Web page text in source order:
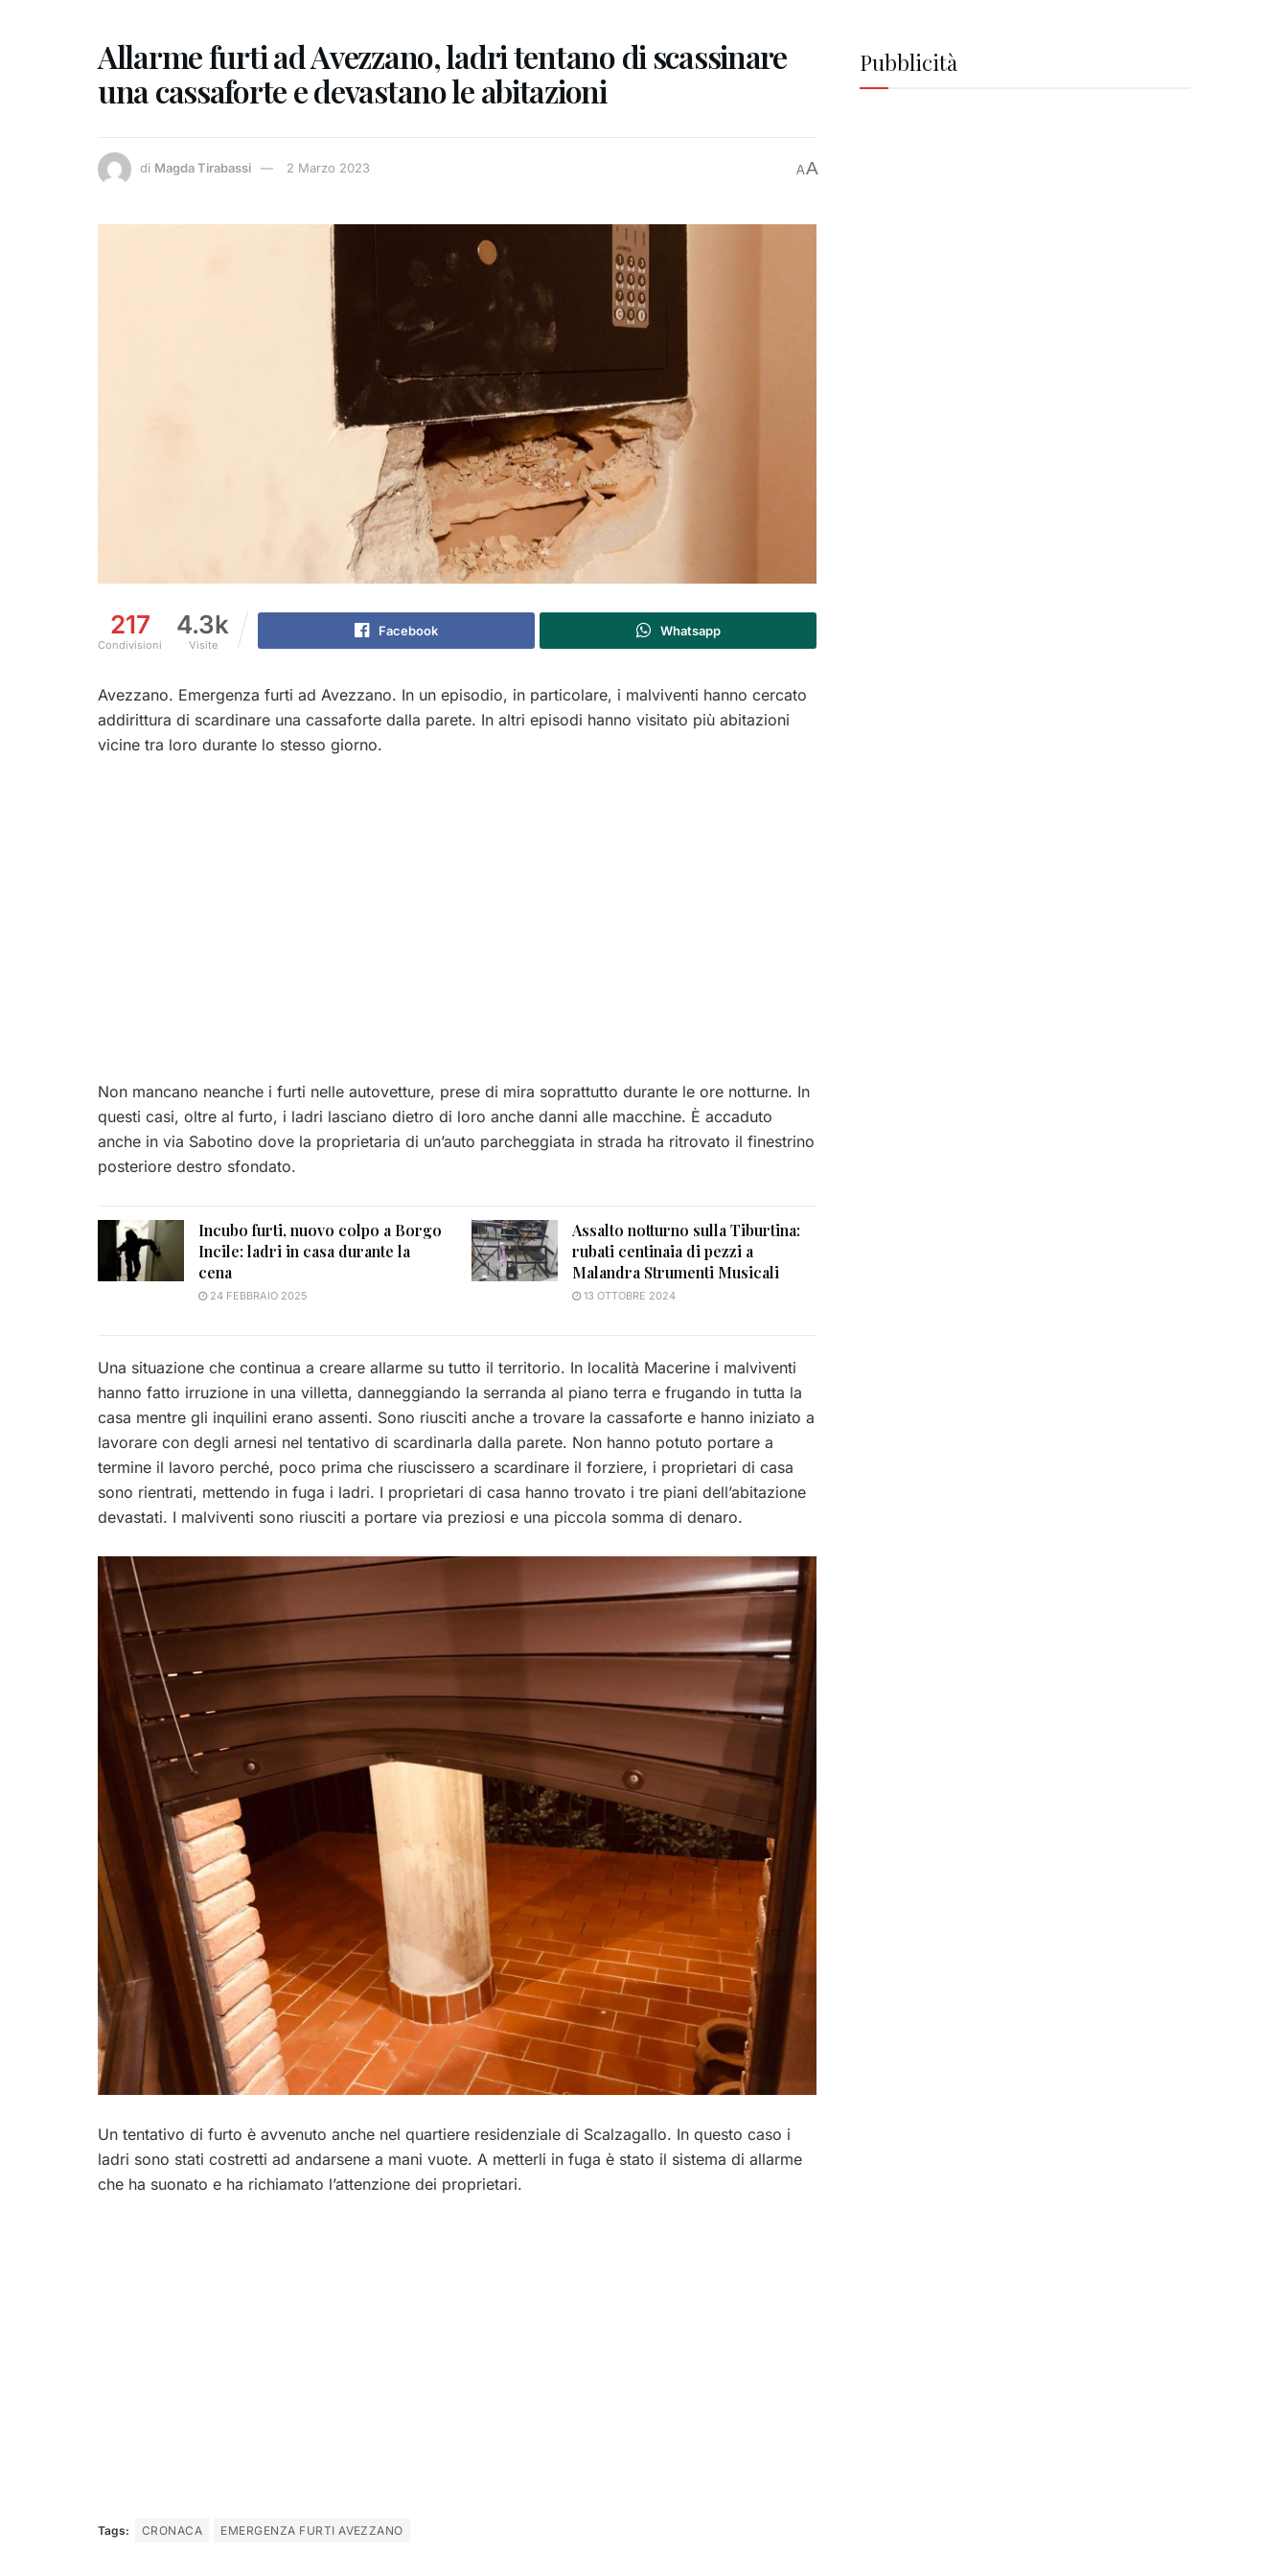
Allarme furti ad Avezzano, ladri tentano di scassinare
una cassaforte e devastano le abitazioni
di Magda Tirabassi 2 Marzo 2023 AA
217
Condivisioni
4.3k
Visite
Facebook Whatsapp
Avezzano. Emergenza furti ad Avezzano. In un episodio, in particolare, i malviventi hanno cercato
addirittura di scardinare una cassaforte dalla parete. In altri episodi hanno visitato più abitazioni
vicine tra loro durante lo stesso giorno.
Non mancano neanche i furti nelle autovetture, prese di mira soprattutto durante le ore notturne. In
questi casi, oltre al furto, i ladri lasciano dietro di loro anche danni alle macchine. È accaduto
anche in via Sabotino dove la proprietaria di un’auto parcheggiata in strada ha ritrovato il finestrino
posteriore destro sfondato.
Incubo furti, nuovo colpo a Borgo
Incile: ladri in casa durante la
cena
24 FEBBRAIO 2025
Assalto notturno sulla Tiburtina:
rubati centinaia di pezzi a
Malandra Strumenti Musicali
13 OTTOBRE 2024
Una situazione che continua a creare allarme su tutto il territorio. In località Macerine i malviventi
hanno fatto irruzione in una villetta, danneggiando la serranda al piano terra e frugando in tutta la
casa mentre gli inquilini erano assenti. Sono riusciti anche a trovare la cassaforte e hanno iniziato a
lavorare con degli arnesi nel tentativo di scardinarla dalla parete. Non hanno potuto portare a
termine il lavoro perché, poco prima che riuscissero a scardinare il forziere, i proprietari di casa
sono rientrati, mettendo in fuga i ladri. I proprietari di casa hanno trovato i tre piani dell’abitazione
devastati. I malviventi sono riusciti a portare via preziosi e una piccola somma di denaro.
Un tentativo di furto è avvenuto anche nel quartiere residenziale di Scalzagallo. In questo caso i
ladri sono stati costretti ad andarsene a mani vuote. A metterli in fuga è stato il sistema di allarme
che ha suonato e ha richiamato l’attenzione dei proprietari.
Tags: CRONACA EMERGENZA FURTI AVEZZANO
Pubblicità